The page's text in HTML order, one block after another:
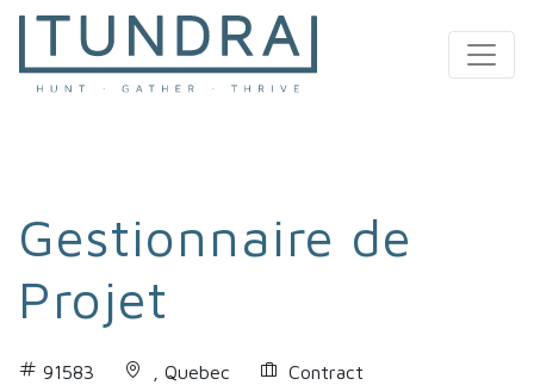
MAIN NAVIGATION
Gestionnaire de
Projet
91583 , Quebec
Contract